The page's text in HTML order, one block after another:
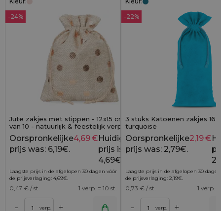
-24%
Jute zakjes met stippen - 12x15 cm, set
van 10 - natuurlijk & feestelijk verpakt
6,19 €
Oorspronkelijke
prijs was: 6,19€.
4,69€Huidige
prijs is:
4,69€.
Laagste prijs in de afgelopen 30 dagen vóór
de prijsverlaging: 4,69€.
0,47 € / st. 1 verp. = 10 st.
– verp. +
-22%
3 stuks Katoenen zakjes 16
turquoise
Oorspronkelijke
prijs was: 2,79€.
2,19€
Laagste prijs in de afgelopen 30
de prijsverlaging: 2,19€.
0,73 € / st. 1 verp.
– verp. +
Toevoegen aan winkelwagen Toevoegen aan